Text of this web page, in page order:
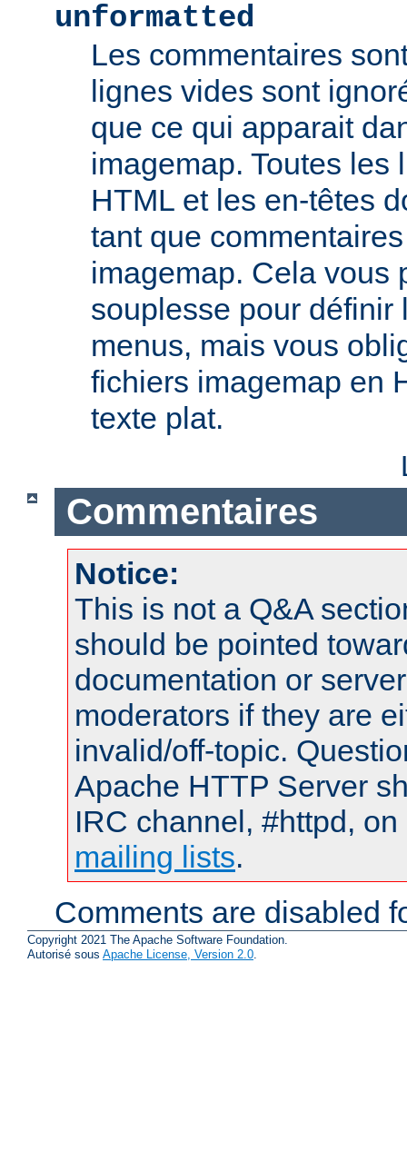
unformatted
Les commentaires
lignes vides sont
que ce qui apparait
imagemap. Toutes les
HTML et les en-têtes
tant que
imagemap. Cela vous
souplesse pour définir
menus, mais vous
fichiers imagemap en
texte plat.
Commentaires
Notice:
This is not a Q&A
should be pointed
documentation or
moderators if they are
invalid/off-topic.
Apache HTTP Server
IRC channel, #httpd,
mailing lists.
Comments are disabled
Copyright 2021 The Apache Software Foundation.
Autorisé sous Apache License, Version 2.0.